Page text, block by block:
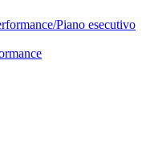
Piano esecutivo